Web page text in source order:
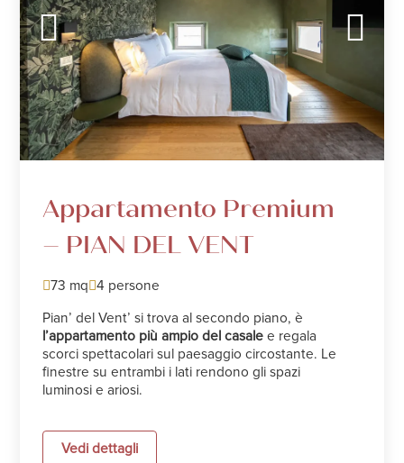
Appartamento Premium
– PIAN DEL VENT
73 mq 4 persone
Pian’ del Vent’ si trova al secondo piano, è
l’appartamento più ampio del casale e regala
scorci spettacolari sul paesaggio circostante. Le
finestre su entrambi i lati rendono gli spazi
luminosi e ariosi.
Vedi dettagli